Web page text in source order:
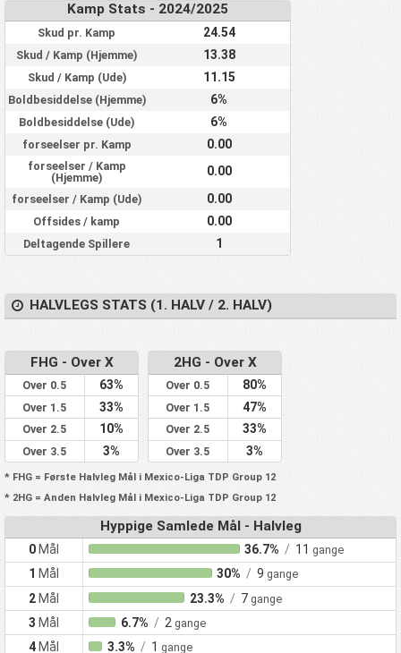
Kamp Stats - 2024/2025
Skud pr. Kamp 24.54
Skud / Kamp (Hjemme) 13.38
Skud / Kamp (Ude) 11.15
Boldbesiddelse (Hjemme) 6%
Boldbesiddelse (Ude) 6%
forseelser pr. Kamp 0.00
forseelser / Kamp
(Hjemme)
0.00
forseelser / Kamp (Ude) 0.00
Offsides / kamp 0.00
Deltagende Spillere 1
HALVLEGS STATS (1. HALV / 2. HALV)
FHG - Over X
Over 0.5 63%
Over 1.5 33%
Over 2.5 10%
Over 3.5 3%
2HG - Over X
Over 0.5 80%
Over 1.5 47%
Over 2.5 33%
Over 3.5 3%
* FHG = Første Halvleg Mål i Mexico-Liga TDP Group 12
* 2HG = Anden Halvleg Mål i Mexico-Liga TDP Group 12
Hyppige Samlede Mål - Halvleg
0 Mål 36.7% / 11 gange
1 Mål 30% / 9 gange
2Mål 23.3% / 7 gange
3 Mål 6.7% / 2 gange
4 Mål 3.3% / 1 gange